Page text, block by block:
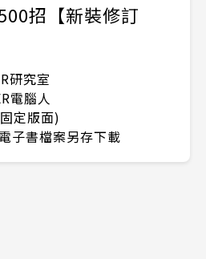
招【新裝修訂
研究室
電腦人
定版面)
子書檔案另存下載